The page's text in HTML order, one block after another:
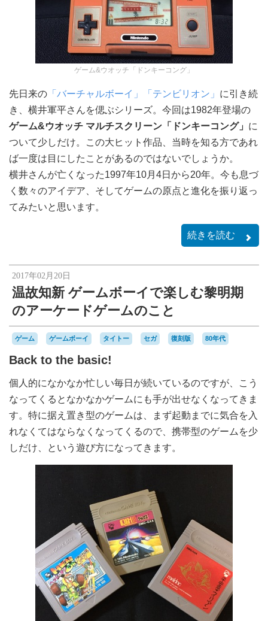
ゲーム&ウオッチ「ドンキーコング」
先日来の 「バーチャルボーイ」 「テンビリオン」 に引き続
き、横井軍平さんを偲ぶシリーズ。今回は1982年登場の
ゲーム&ウオッチ マルチスクリーン「ドンキーコング」 に
ついて少しだけ。この大ヒット作品、当時を知る方であれ
ば一度は目にしたことがあるのではないでしょうか。
横井さんが亡くなった1997年10月4日から20年。今も息づ
く数々のアイデア、そしてゲームの原点と進化を振り返っ
てみたいと思います。
続きを読む
2017年02月20日
温故知新 ゲームボーイで楽しむ黎明期
のアーケードゲームのこと
ゲーム ゲームボーイ タイトー セガ 復刻版 80年代
Back to the basic!
個人的になかなか忙しい毎日が続いているのですが、こう
なってくるとなかなかゲームにも手が出せなくなってきま
す。特に据え置き型のゲームは、まず起動までに気合を入
れなくてはならなくなってくるので、携帯型のゲームを少
しだけ、という遊び方になってきます。